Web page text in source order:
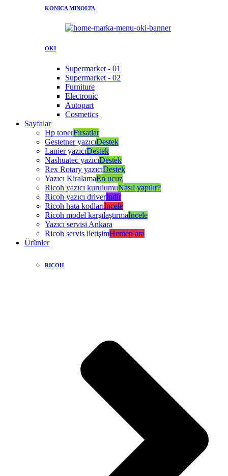
KONICA MINOLTA
OKI
Supermarket - 01
Supermarket - 02
Furniture
Electronic
Autopart
Cosmetics
Sayfalar
Hp tonerFırsatlar
Gestetner yazıcıDestek
Lanier yazıcıDestek
Nashuatec yazıcıDestek
Rex Rotary yazıcıDestek
Yazıcı KiralamaEn ucuz
Ricoh yazıcı kurulumuNasıl yapılır?
Ricoh yazıcı driverİndir
Ricoh hata kodlarıİncele
Ricoh model karşılaştırmaİncele
Yazıcı servisi Ankara
Ricoh servis iletişimHemen ara
Ürünler
RICOH